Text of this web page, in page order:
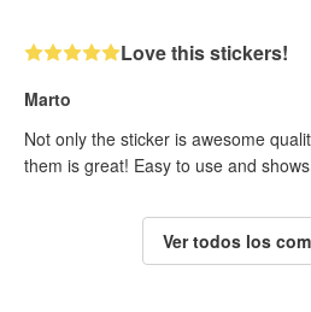
Love this stickers!
Marto
Not only the sticker is awesome
them is great! Easy to use and
Ver todos los